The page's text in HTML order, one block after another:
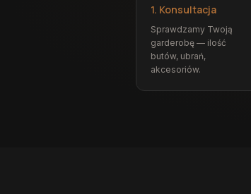
1. Konsultacja
Sprawdzamy Twoją
garderobę — ilość
butów, ubrań,
akcesoriów.